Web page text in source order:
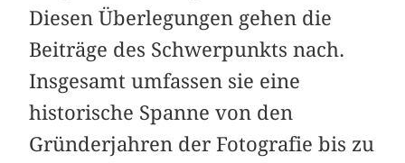
Diesen Überlegungen gehen die
Beiträge des Schwerpunkts nach.
Insgesamt umfassen sie eine
historische Spanne von den
Gründerjahren der Fotografie bis zu